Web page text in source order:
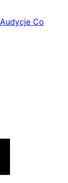
Audycje Co